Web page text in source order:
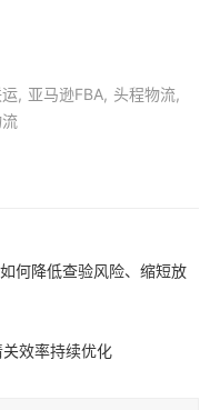
亚马逊FBA 头程物流
何降低查验风险、缩短放
效率持续优化